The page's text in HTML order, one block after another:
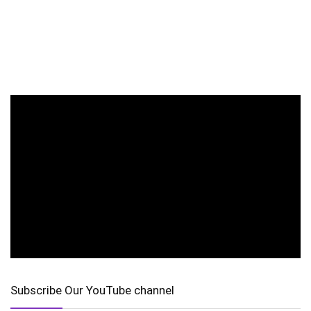
Subscribe Our YouTube channel